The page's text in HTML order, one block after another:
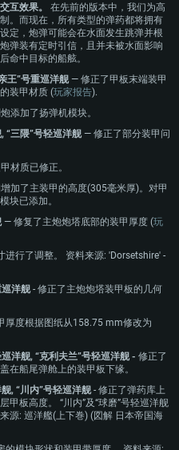
互效果。
在先前的版本中，我们为高
。而现在，所有类型的弹药都将拥有
定，炮弹可能会在水面发生跳弹并根
弹装有定时引信，且并未被水面影响
命中目标的船舷。
王”号重巡洋舰— 修正了甲板末端装甲
装甲材质 (玩家报告).
添加了扬弹机模块。
“三隈”号轻巡洋舰— 修正了部分装甲问
材质已修正。
加了主装甲的高度(305毫米厚)。对甲
块已添加。
— 修复了主炮炮塔底部的装甲厚度 (玩
进行了调整。 资料来源: 'Dorsetshire' -
巡洋舰- 修正了主炮炮塔装甲板的几何
厚度根据图纸从158.75 mm修改为
洋舰, “克利夫兰”号轻巡洋舰 - 修正了
在船尾弹舱上的装甲板下缘。
, “川内”号轻巡洋舰- 修正了弹药库上
板高度。 “川内”及“球磨”号轻巡洋舰
源: 巡洋艦(上下巻) (図解 日本帝国海